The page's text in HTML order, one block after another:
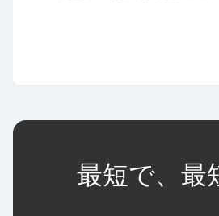
最短で、最